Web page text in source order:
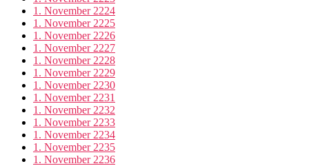
1. November 2224
1. November 2225
1. November 2226
1. November 2227
1. November 2228
1. November 2229
1. November 2230
1. November 2231
1. November 2232
1. November 2233
1. November 2234
1. November 2235
1. November 2236